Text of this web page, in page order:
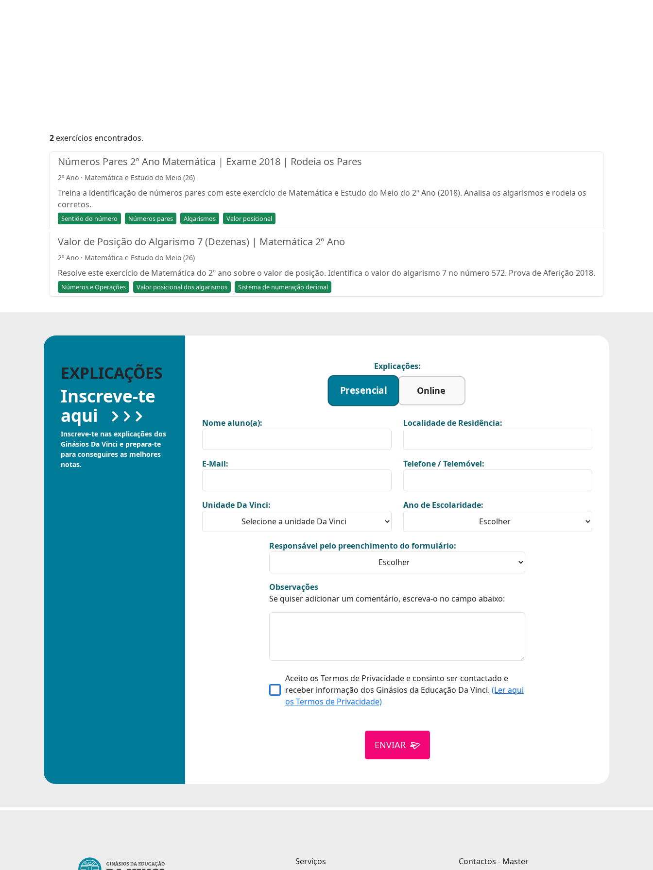
2 exercícios encontrados.
Números Pares 2º Ano Matemática | Exame 2018 | Rodeia os Pares
2º Ano · Matemática e Estudo do Meio (26)
Treina a identificação de números pares com este exercício de Matemática e Estudo do Meio do 2º Ano (2018). Analisa os algarismos e rodeia os
corretos.
Sentido do número Números pares Algarismos Valor posicional
Valor de Posição do Algarismo 7 (Dezenas) | Matemática 2º Ano
2º Ano · Matemática e Estudo do Meio (26)
Resolve este exercício de Matemática do 2º ano sobre o valor de posição. Identifica o valor do algarismo 7 no número 572. Prova de Aferição 2018.
Números e Operações Valor posicional dos algarismos Sistema de numeração decimal
EXPLICAÇÕES
Inscreve-te
aqui
Inscreve-te nas explicações dos
Ginásios Da Vinci e prepara-te
para conseguires as melhores
notas.
Explicações:
Presencial Online
Nome aluno(a): Localidade de Residência:
E-Mail: Telefone / Telemóvel:
Unidade Da Vinci: Ano de Escolaridade:
Responsável pelo preenchimento do formulário:
Observações
Se quiser adicionar um comentário, escreva-o no campo abaixo:
Aceito os Termos de Privacidade e consinto ser contactado e
receber informação dos Ginásios da Educação Da Vinci.(Ler aqui
os Termos de Privacidade)
ENVIAR
Serviços Contactos - Master